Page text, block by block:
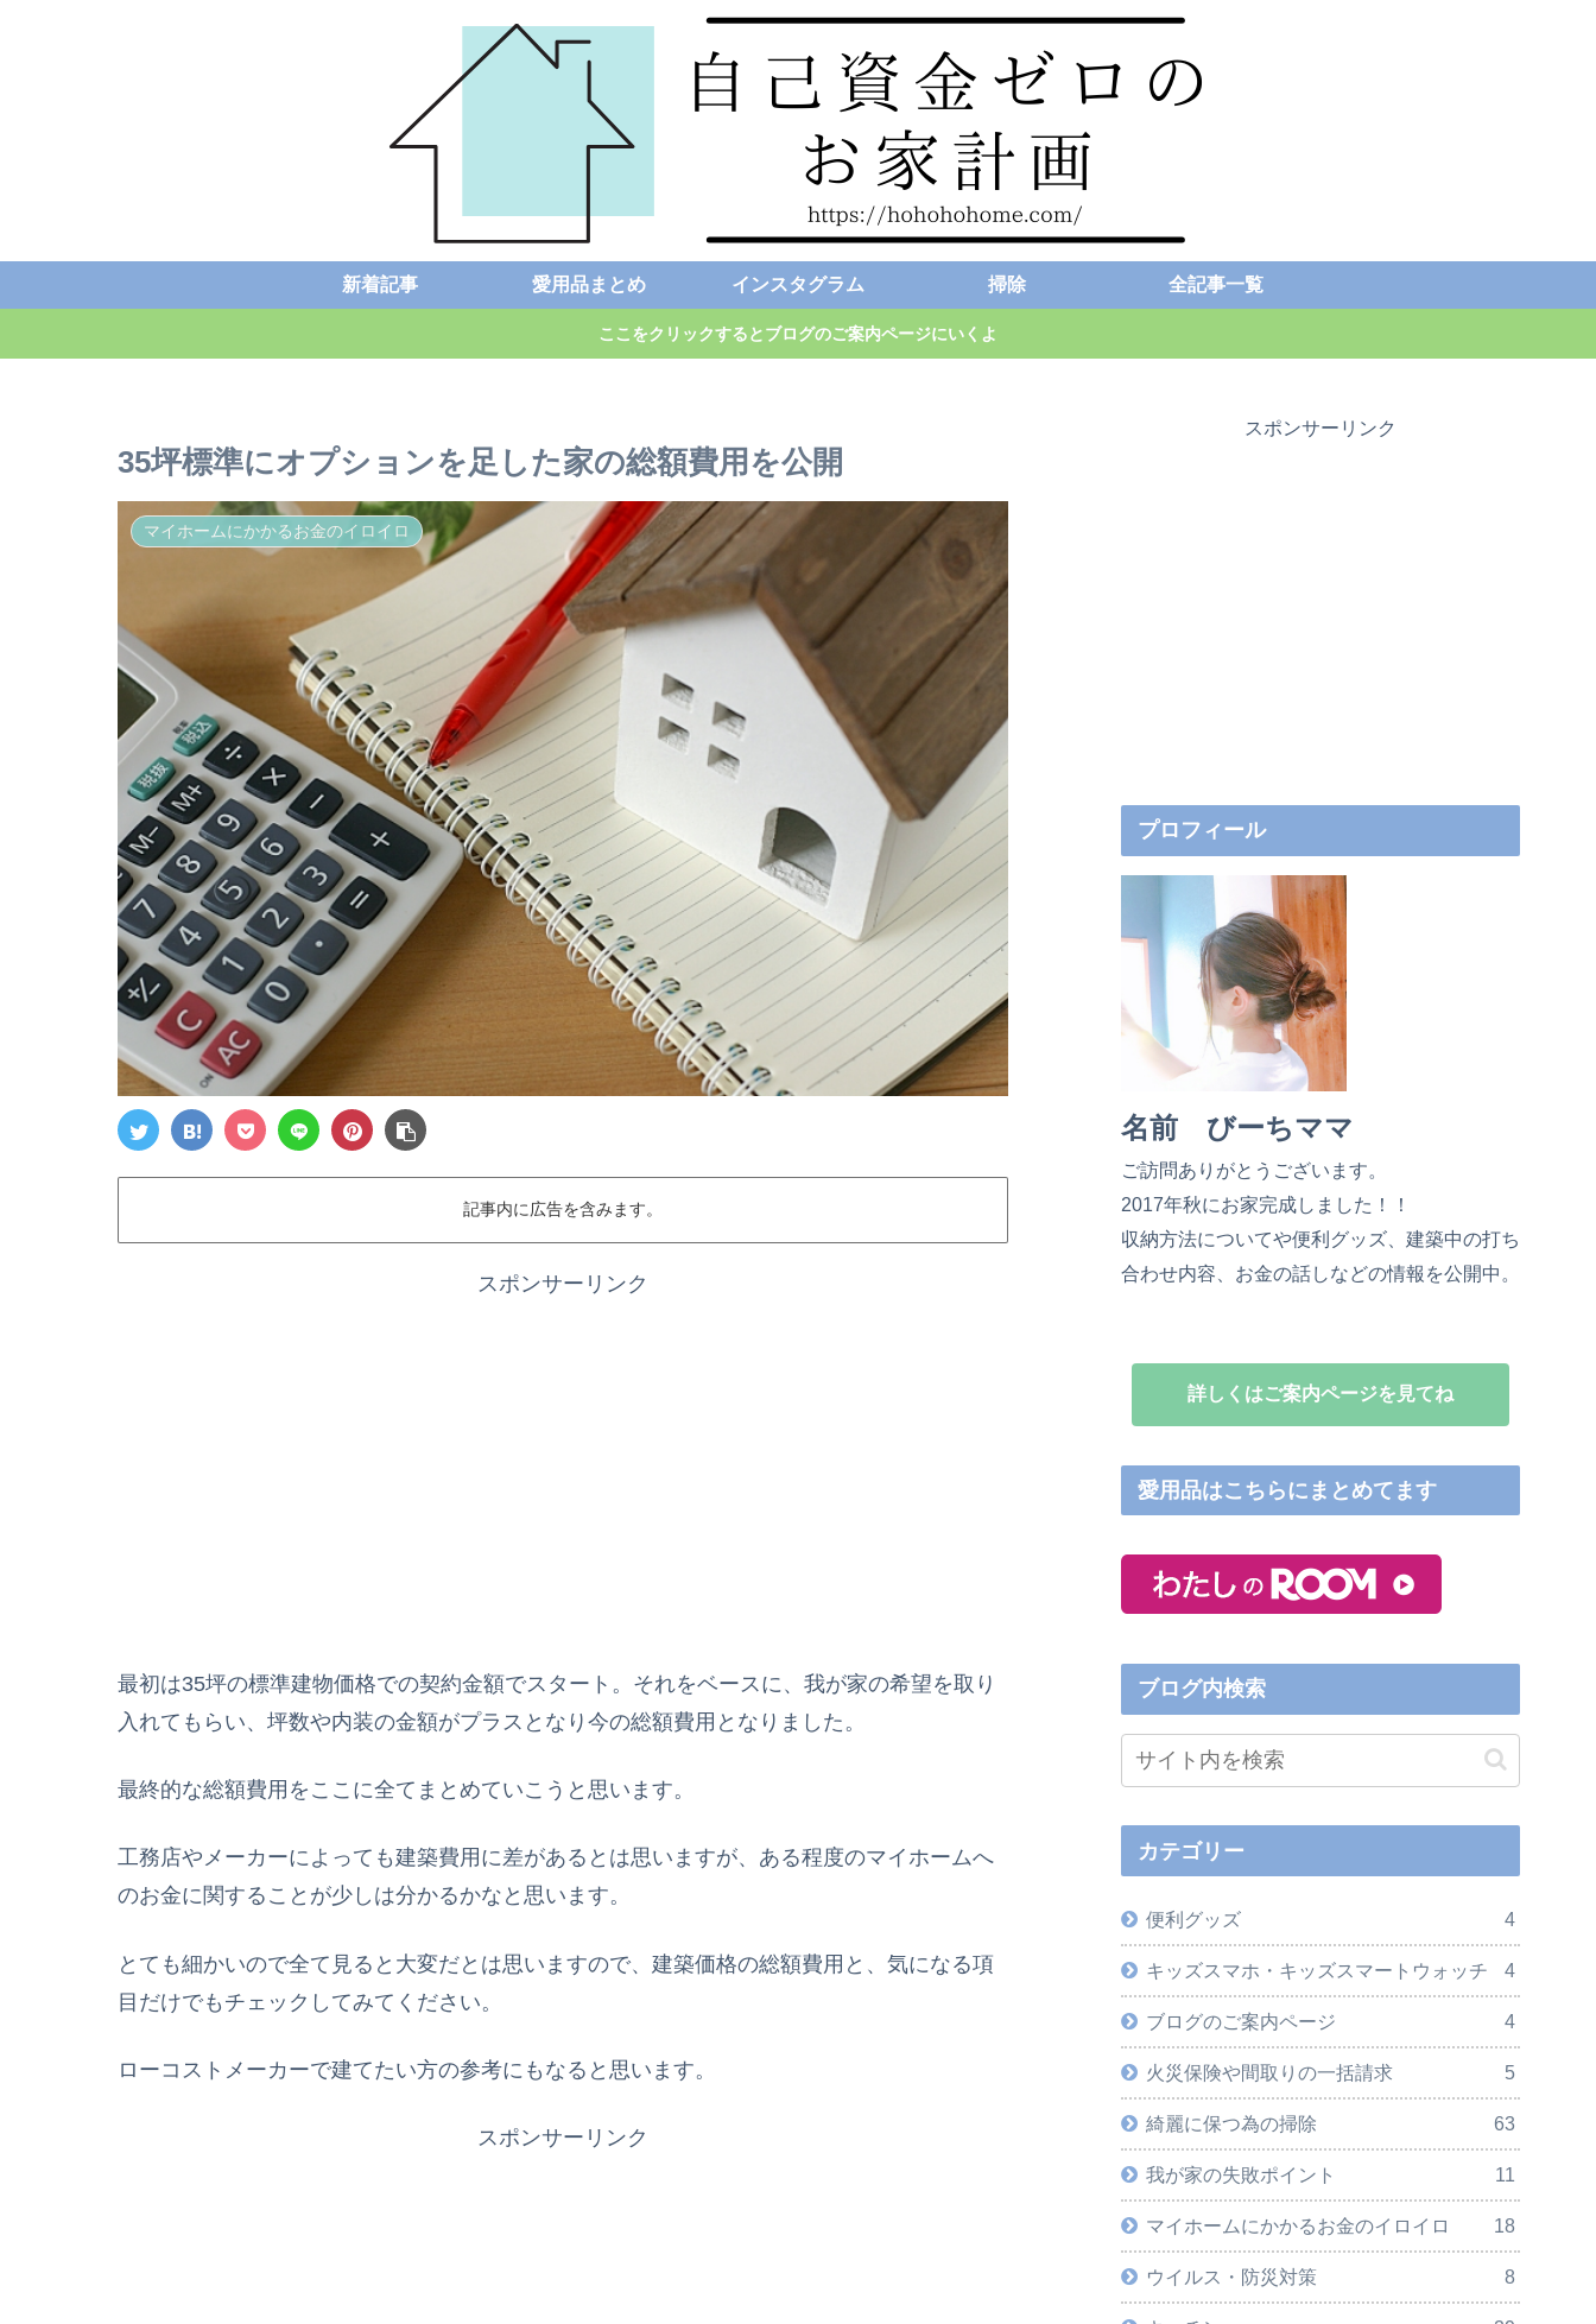
新着記事 愛用品まとめ インスタグラム 掃除 全記事一覧
ここをクリックするとブログのご案内ページにいくよ
35坪標準にオプションを足した家の総額費用を公開
マイホームにかかるお金のイロイロ
記事内に広告を含みます。
スポンサーリンク
最初は35坪の標準建物価格での契約金額でスタート。それをベースに、我が家の希望を取り
入れてもらい、坪数や内装の金額がプラスとなり今の総額費用となりました。
最終的な総額費用をここに全てまとめていこうと思います。
工務店やメーカーによっても建築費用に差があるとは思いますが、ある程度のマイホームへ
のお金に関することが少しは分かるかなと思います。
とても細かいので全て見ると大変だとは思いますので、建築価格の総額費用と、気になる項
目だけでもチェックしてみてください。
ローコストメーカーで建てたい方の参考にもなると思います。
スポンサーリンク
スポンサーリンク
プロフィール
名前 びーちママ
ご訪問ありがとうございます。
2017年秋にお家完成しました！！
収納方法についてや便利グッズ、建築中の打ち
合わせ内容、お金の話しなどの情報を公開中。
詳しくはご案内ページを見てね
愛用品はこちらにまとめてます
ブログ内検索
カテゴリー
便利グッズ 4
キッズスマホ・キッズスマートウォッチ 4
ブログのご案内ページ 4
火災保険や間取りの一括請求 5
綺麗に保つ為の掃除 63
我が家の失敗ポイント 11
マイホームにかかるお金のイロイロ 18
ウイルス・防災対策 8